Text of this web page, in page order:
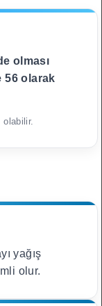
olması
56 olarak
olabilir.
yağış
olur.